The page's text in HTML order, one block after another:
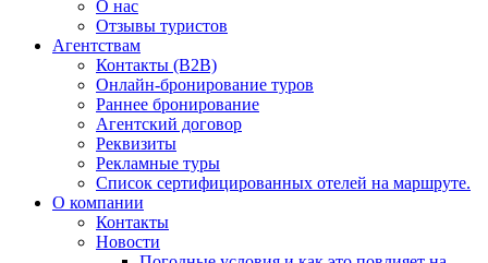
О нас
Отзывы туристов
Агентствам
Контакты (B2B)
Онлайн-бронирование туров
Раннее бронирование
Агентский договор
Реквизиты
Рекламные туры
Список сертифицированных отелей на маршруте.
О компании
Контакты
Новости